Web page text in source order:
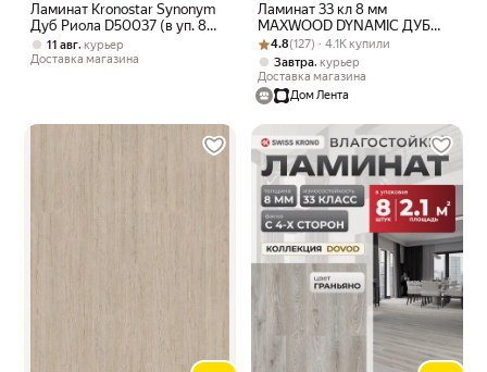
Ламинат Kronostar Synonym
Дуб Риола D50037 (в уп. 8
шт./2.109 м2)
11 авг, курьер
Доставка магазина
Ламинат 33 кл 8 мм
MAXWOOD DYNAMIC ДУБ
эрфурт фаска 1,596 кв. м.
Рейтинг товара: 4.8 из 5
Оценок: (127) · 4.1K купили
4.8(127) · 4.1K купили
Завтра, курьер
Доставка магазина
Дом Лента